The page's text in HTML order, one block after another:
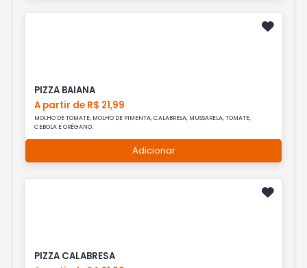
PIZZA BAIANA
A partir de R$ 21,99
MOLHO DE TOMATE, MOLHO DE PIMENTA, CALABRESA, MUSSARELA, TOMATE,
CEBOLA E ORÉGANO.
Adicionar
PIZZA CALABRESA